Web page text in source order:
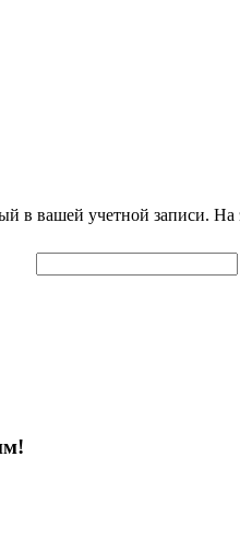
в вашей учетной записи.